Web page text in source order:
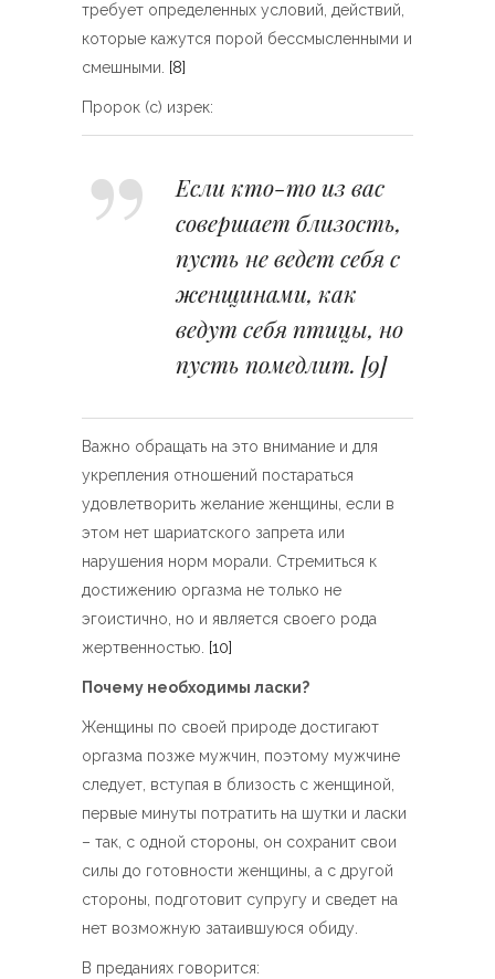
требует определенных условий, действий,
которые кажутся порой бессмысленными и
смешными.
[8]
Пророк (с) изрек:
Если кто-то из вас
совершает близость,
пусть не ведет себя с
женщинами, как
ведут себя птицы, но
пусть помедлит. [9]
Важно обращать на это внимание и для
укрепления отношений постараться
удовлетворить желание женщины, если в
этом нет шариатского запрета или
нарушения норм морали. Стремиться к
достижению оргазма не только не
эгоистично, но и является своего рода
жертвенностью.
[10]
Почему необходимы ласки?
Женщины по своей природе достигают
оргазма позже мужчин, поэтому мужчине
следует, вступая в близость с женщиной,
первые минуты потратить на шутки и ласки
– так, с одной стороны, он сохранит свои
силы до готовности женщины, а с другой
стороны, подготовит супругу и сведет на
нет возможную затаившуюся обиду.
В преданиях говорится: